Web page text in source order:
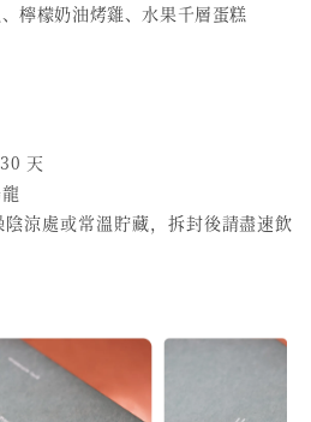
檸檬奶油烤雞、水果千層蛋糕
天
涼處或常溫貯藏，拆封後請盡速飲